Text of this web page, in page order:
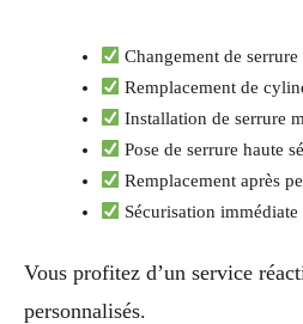
Changement de
Remplacement de
Installation de serrure
Pose de serrure haute
Remplacement après
Sécurisation immédiate
Vous profitez d’un service
personnalisés.